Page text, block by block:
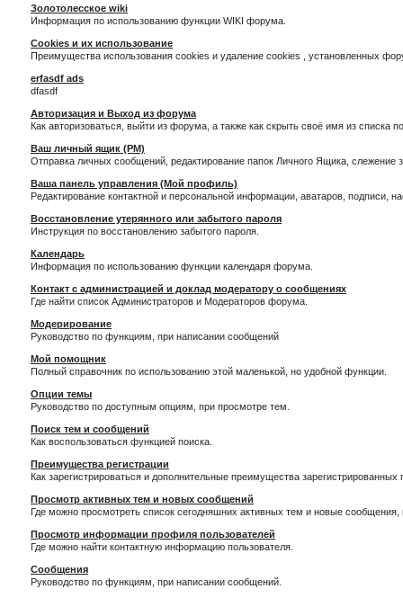
Золотолесское wiki
Информация по использованию функции WIKI форума.
Cookies и их использование
Преимущества использования cookies и удаление cookies , установленных
erfasdf ads
dfasdf
Авторизация и Выход из форума
Как авторизоваться, выйти из форума, а также как скрыть своё имя из списка
Ваш личный ящик (PM)
Отправка личных сообщений, редактирование папок Личного Ящика,
Ваша панель управления (Мой профиль)
Редактирование контактной и персональной информации, аватаров,
Восстановление утерянного или забытого пароля
Инструкция по восстановлению забытого пароля.
Календарь
Информация по использованию функции календаря форума.
Контакт с администрацией и доклад модератору о сообщениях
Где найти список Администраторов и Модераторов форума.
Модерирование
Руководство по функциям, при написании сообщений
Мой помощник
Полный справочник по использованию этой маленькой, но удобной функции.
Опции темы
Руководство по доступным опциям, при просмотре тем.
Поиск тем и сообщений
Как воспользоваться функцией поиска.
Преимущества регистрации
Как зарегистрироваться и дополнительные преимущества зарегистрированных
Просмотр активных тем и новых сообщений
Где можно просмотреть список сегодняшних активных тем и новые
Просмотр информации профиля пользователей
Где можно найти контактную информацию пользователя.
Сообщения
Руководство по функциям, при написании сообщений.